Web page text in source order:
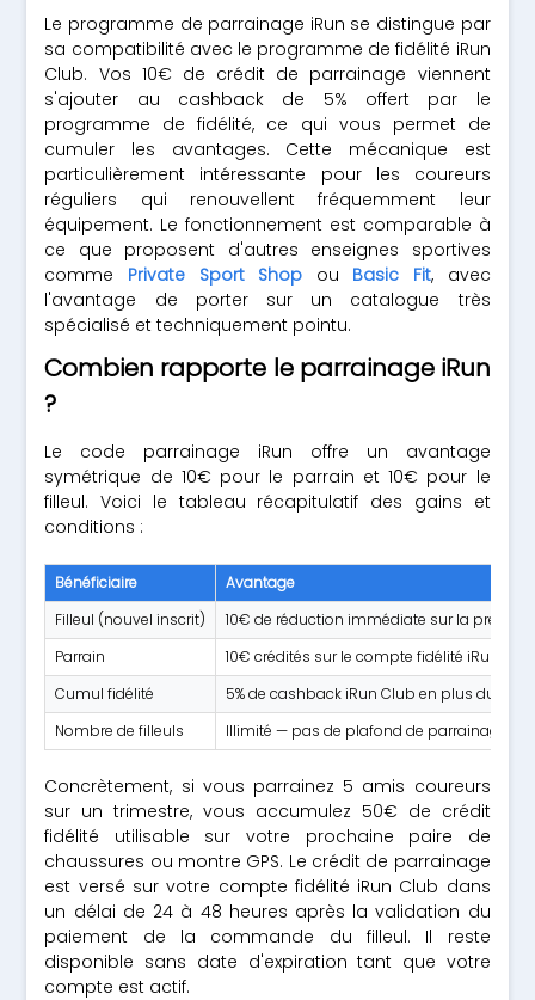
Le programme de parrainage iRun se distingue par
sa compatibilité avec le programme de fidélité iRun
Club. Vos 10€ de crédit de parrainage viennent
s'ajouter au cashback de 5% offert par le
programme de fidélité, ce qui vous permet de
cumuler les avantages. Cette mécanique est
particulièrement intéressante pour les coureurs
réguliers qui renouvellent fréquemment leur
équipement. Le fonctionnement est comparable à
ce que proposent d'autres enseignes sportives
comme Private Sport Shop ou Basic Fit, avec
l'avantage de porter sur un catalogue très
spécialisé et techniquement pointu.
Combien rapporte le parrainage iRun
?
Le code parrainage iRun offre un avantage
symétrique de 10€ pour le parrain et 10€ pour le
filleul. Voici le tableau récapitulatif des gains et
conditions :
Bénéficiaire
Avantage
Filleul (nouvel inscrit)
10€ de réduction immédiate sur la
Parrain
10€ crédités sur le compte fidélité iRun
Cumul fidélité
5% de cashback iRun Club en plus du
Nombre de filleuls
Illimité — pas de plafond de parrainages
Concrètement, si vous parrainez 5 amis coureurs
sur un trimestre, vous accumulez 50€ de crédit
fidélité utilisable sur votre prochaine paire de
chaussures ou montre GPS. Le crédit de parrainage
est versé sur votre compte fidélité iRun Club dans
un délai de 24 à 48 heures après la validation du
paiement de la commande du filleul. Il reste
disponible sans date d'expiration tant que votre
compte est actif.